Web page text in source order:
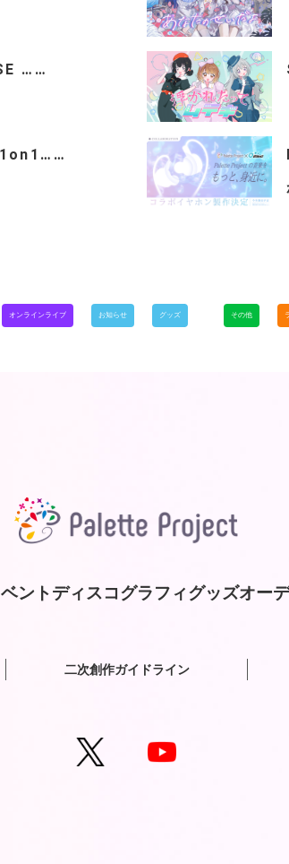
……
オンラインライブ お知らせ グッズ その他
ントディスコグラフィグッズオー
二次創作ガイドライン